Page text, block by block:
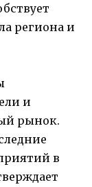
региона и
и
рынок.
в